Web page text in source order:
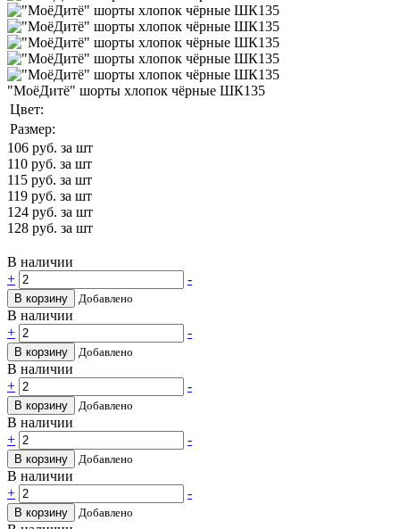
"МоёДитё" шорты хлопок чёрные ШК135
Цвет:
Размер:
106 руб. за шт
110 руб. за шт
115 руб. за шт
119 руб. за шт
124 руб. за шт
128 руб. за шт
В наличии
+
-
В корзину Добавлено
В наличии
+
-
В корзину Добавлено
В наличии
+
-
В корзину Добавлено
В наличии
+
-
В корзину Добавлено
В наличии
+
-
В корзину Добавлено